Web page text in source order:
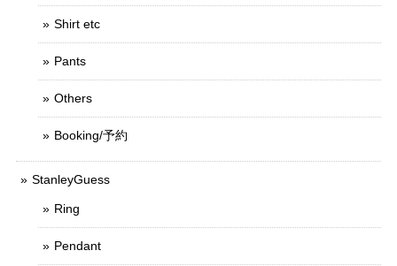
Shirt etc
Pants
Others
Booking/予約
StanleyGuess
Ring
Pendant